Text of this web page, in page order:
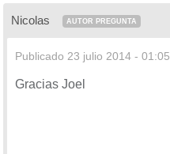
Nicolas AUTOR PREGUNTA
Publicado 23 julio 2014 - 01:05
Gracias Joel